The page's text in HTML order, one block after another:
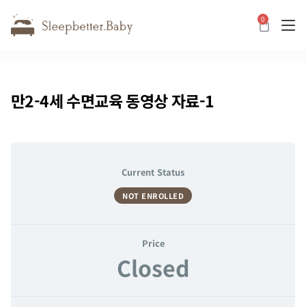
0
카트
만2-4세 수면교육 동영상 자료-1
Current Status
NOT ENROLLED
Price
Closed